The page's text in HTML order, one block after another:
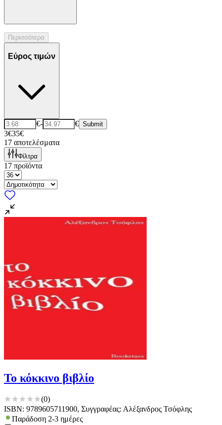
Περισσότερα
Εύρος τιμών
€- € Submit
3€35€
17 αποτελέσματα
Φίλτρα
17 προϊόντα
Το κόκκινο βιβλίο
(0)
ISBN: 9789605711900, Συγγραφέας: Αλέξανδρος Τσόφλης
Παράδοση 2-3 ημέρες